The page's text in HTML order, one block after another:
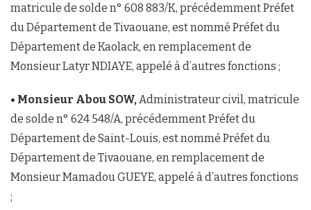
matricule de solde n° 608 883/K, précédemment Préfet
du Département de Tivaouane, est nommé Préfet du
Département de Kaolack, en remplacement de
Monsieur Latyr NDIAYE, appelé à d’autres fonctions ;
• Monsieur Abou SOW, Administrateur civil, matricule
de solde n° 624 548/A, précédemment Préfet du
Département de Saint-Louis, est nommé Préfet du
Département de Tivaouane, en remplacement de
Monsieur Mamadou GUEYE, appelé à d’autres fonctions
;